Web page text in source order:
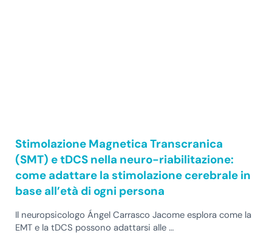
Stimolazione Magnetica Transcranica
(SMT) e tDCS nella neuro-riabilitazione:
come adattare la stimolazione cerebrale in
base all’età di ogni persona
Il neuropsicologo Ángel Carrasco Jacome esplora come la
EMT e la tDCS possono adattarsi alle …